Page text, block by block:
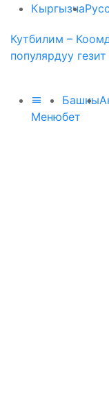
Кыргызча
Кутбилим –
популярдуу гезит
Меню
Башкы
бет